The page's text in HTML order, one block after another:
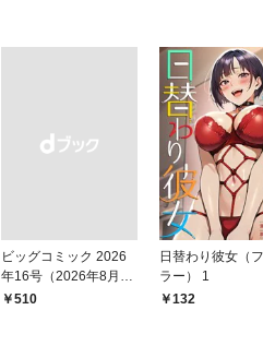
ビッグコミック 2026
年16号（2026年8月7
日発売）
￥510
日替わり彼女（
ラー） 1
132